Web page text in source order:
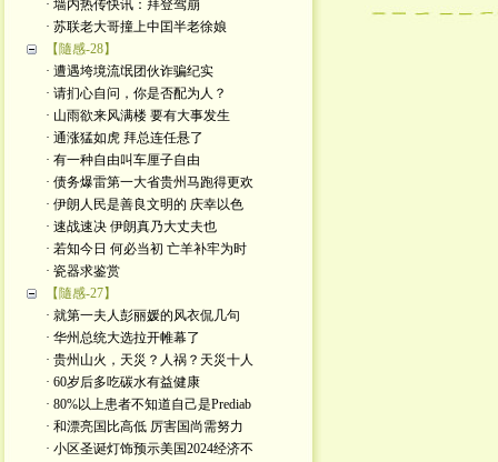
· 墙内热传快讯：拜登驾崩
· 苏联老大哥撞上中囯半老徐娘
【隨感-28】
· 遭遇垮境流氓团伙诈骗纪实
· 请扪心自问，你是否配为人？
· 山雨欲来风满楼 要有大事发生
· 通涨猛如虎 拜总连任悬了
· 有一种自由叫车厘子自由
· 债务爆雷第一大省贵州马跑得更欢
· 伊朗人民是善良文明的 庆幸以色
· 速战速决 伊朗真乃大丈夫也
· 若知今日 何必当初 亡羊补牢为时
· 瓷器求鉴赏
【隨感-27】
· 就第一夫人彭丽媛的风衣侃几句
· 华州总统大选拉开帷幕了
· 贵州山火，天災？人祸？天災十人
· 60岁后多吃碳水有益健康
· 80%以上患者不知道自己是Prediab
· 和漂亮国比高低 厉害国尚需努力
· 小区圣诞灯饰预示美国2024经济不